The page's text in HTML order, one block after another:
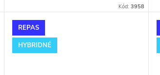
najmä k výkonnostným úpravam ako
Alhambra 1.9TDi 81kW AFN AVG.
Kód: 3958
REPAS
HYBRIDNÉ